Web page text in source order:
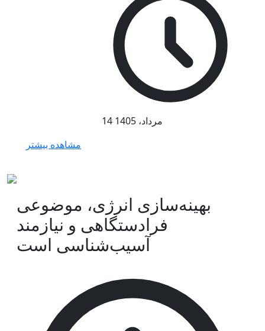
14 مرداد، 1405
مشاهده بیشتر
بهینه‌سازی انرژی، موضوعی
فرادستگاهی و نیازمند
آسیب‌شناسی است